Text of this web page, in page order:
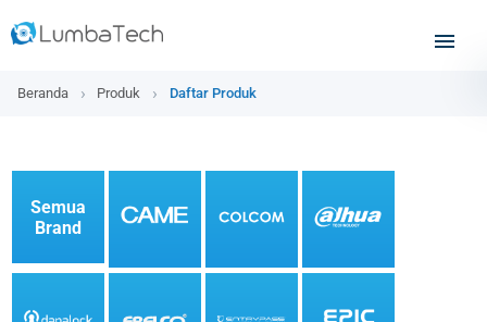
Beranda Produk Daftar Produk
Semua
Brand